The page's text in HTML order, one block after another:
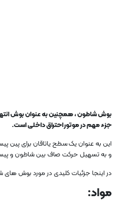
بوش شاطون ، همچنین به عنوان بوش
جزء مهم در موتور احتراق داخلی است.
این به عنوان یک سطح یاتاقان برای پین
و به تسهیل حرکت صاف بین شاطون و
در اینجا جزئیات کلیدی در مورد بوش های
مواد: